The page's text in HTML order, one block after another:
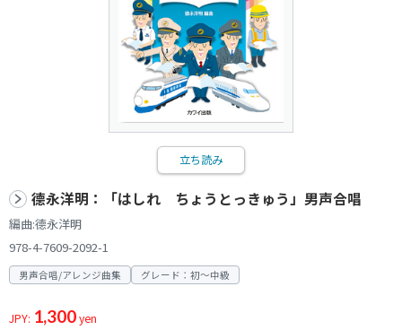
立ち読み
德永洋明：「はしれ ちょうとっきゅう」男声合唱
編曲:德永洋明
978-4-7609-2092-1
男声合唱/アレンジ曲集 グレード：初～中級
JPY: 1,300yen